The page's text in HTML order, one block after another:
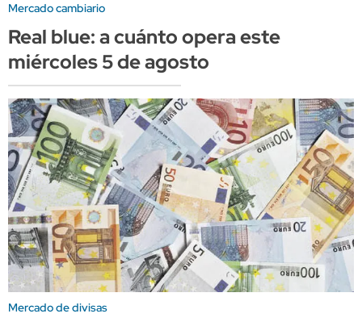
Mercado cambiario
Real blue: a cuánto opera este
miércoles 5 de agosto
Mercado de divisas